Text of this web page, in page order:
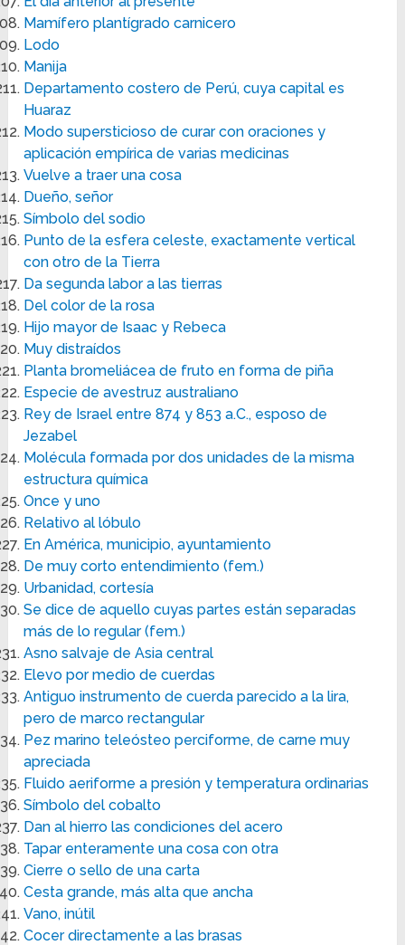
Mamífero plantígrado carnicero
Lodo
Manija
Departamento costero de Perú, cuya capital es
Huaraz
Modo supersticioso de curar con oraciones y
aplicación empírica de varias medicinas
Vuelve a traer una cosa
Dueño, señor
Símbolo del sodio
Punto de la esfera celeste, exactamente vertical
con otro de la Tierra
Da segunda labor a las tierras
Del color de la rosa
Hijo mayor de Isaac y Rebeca
Muy distraídos
Planta bromeliácea de fruto en forma de piña
Especie de avestruz australiano
Rey de Israel entre 874 y 853 a.C., esposo de
Jezabel
Molécula formada por dos unidades de la misma
estructura química
Once y uno
Relativo al lóbulo
En América, municipio, ayuntamiento
De muy corto entendimiento (fem.)
Urbanidad, cortesía
Se dice de aquello cuyas partes están separadas
más de lo regular (fem.)
Asno salvaje de Asia central
Elevo por medio de cuerdas
Antiguo instrumento de cuerda parecido a la lira,
pero de marco rectangular
Pez marino teleósteo perciforme, de carne muy
apreciada
Fluido aeriforme a presión y temperatura ordinarias
Símbolo del cobalto
Dan al hierro las condiciones del acero
Tapar enteramente una cosa con otra
Cierre o sello de una carta
Cesta grande, más alta que ancha
Vano, inútil
Cocer directamente a las brasas